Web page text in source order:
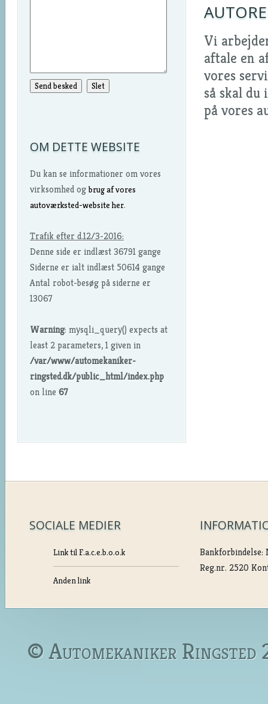
OM DETTE WEBSITE
Du kan se informationer om vores
virksomhed og brug af vores
autoværksted-website her.
Trafik efter d.12/3-2016:
Denne side er indlæst 36791 gange
Siderne er ialt indlæst 50614 gange
Antal robot-besøg på siderne er
13067
Warning: mysqli_query() expects at
least 2 parameters, 1 given in
/var/www/automekaniker-
ringsted.dk/public_html/index.php
on line 67
Vi
aftale en
vores
så skal du
på vores
SOCIALE MEDIER
Link til F.a.c.e.b.o.o.k
Anden link
Bankforbindelse:
Reg.nr. 2520
© Automekaniker